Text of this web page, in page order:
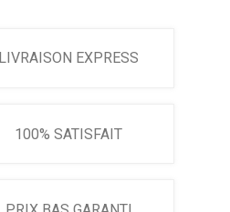
LIVRAISON EXPRESS
100% SATISFAIT